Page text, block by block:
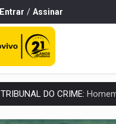
Entrar / Assinar
VÍDEO:Perseguição é registrada no
LUDOPATIA:Apostas online começam